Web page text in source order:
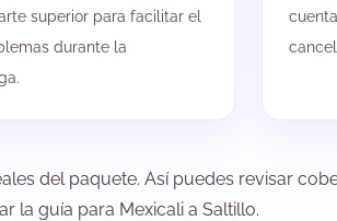
superior para facilitar el
durante la
del paquete. Así puedes revisar
la guía para Mexicali a Saltillo.